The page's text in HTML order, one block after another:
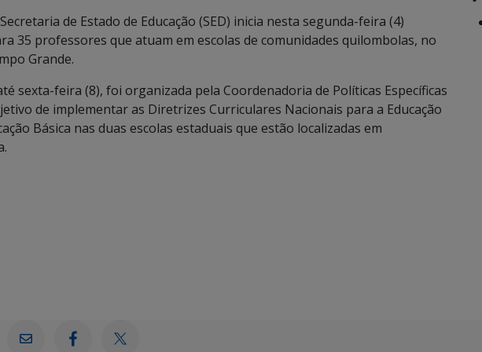
de Estado de Educação (SED) inicia nesta segunda-feira (4)
35 professores que atuam em escolas de comunidades quilombolas, no
Grande.
sexta-feira (8), foi organizada pela Coordenadoria de Políticas Específicas
de implementar as Diretrizes Curriculares Nacionais para a Educação
Básica nas duas escolas estaduais que estão localizadas em